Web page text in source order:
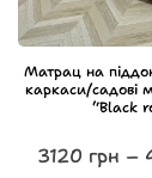
Матрац на
каркаси/садові
“Black
3120 грн –